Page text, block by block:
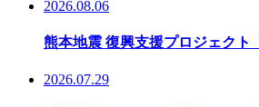
2026.08.06
熊本地震 復興支援プロジェクト
2026.07.29